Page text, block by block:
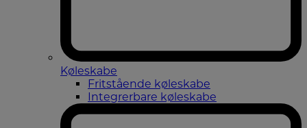
Køleskabe
Fritstående køleskabe
Integrerbare køleskabe